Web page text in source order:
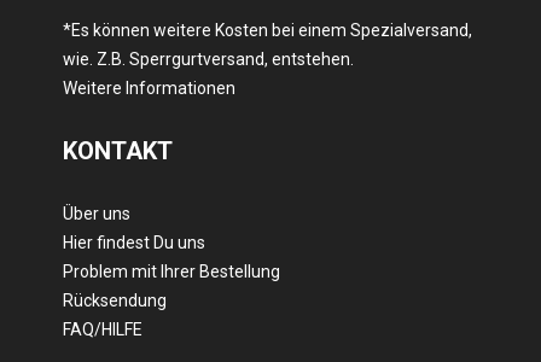
*Es können weitere Kosten bei einem Spezialversand,
wie. Z.B. Sperrgurtversand, entstehen.
Weitere Informationen
KONTAKT
Über uns
Hier findest Du uns
Problem mit Ihrer Bestellung
Rücksendung
FAQ/HILFE